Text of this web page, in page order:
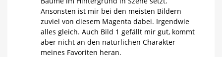
Ansonsten ist mir bei den meisten Bildern
zuviel von diesem Magenta dabei. Irgendwie
alles gleich. Auch Bild 1 gefällt mir gut, kommt
aber nicht an den natürlichen Charakter
meines Favoriten heran.